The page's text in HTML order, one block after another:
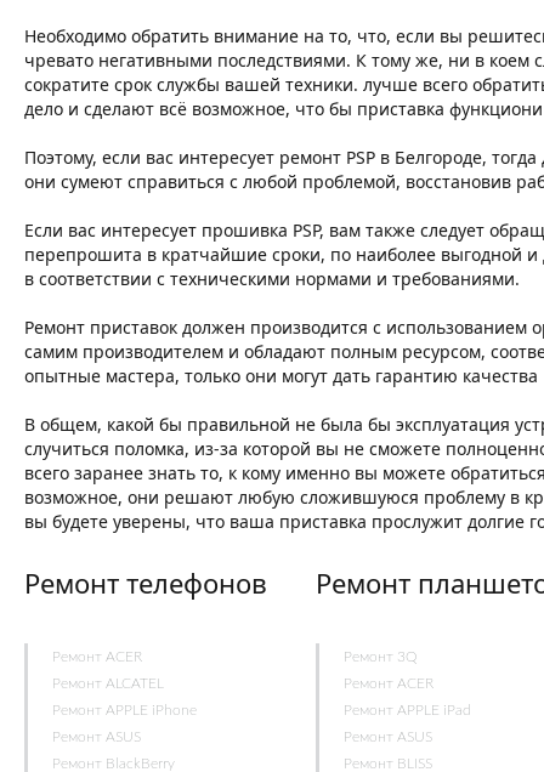
Необходимо обратить внимание на то, что, если вы
чревато негативными последствиями. К тому же, ни в коем
сократите срок службы вашей техники. лучше всего
дело и сделают всё возможное, что бы приставка
Поэтому, если вас интересует ремонт PSP в Белгороде,
они сумеют справиться с любой проблемой, восстановив
Если вас интересует прошивка PSP, вам также следует
перепрошита в кратчайшие сроки, по наиболее выгодной и
в соответствии с техническими нормами и требованиями.
Ремонт приставок должен производится с
самим производителем и обладают полным ресурсом,
опытные мастера, только они могут дать гарантию
В общем, какой бы правильной не была бы эксплуатация
случиться поломка, из-за которой вы не сможете
всего заранее знать то, к кому именно вы можете
возможное, они решают любую сложившуюся проблему в
вы будете уверены, что ваша приставка прослужит долгие
Ремонт телефонов
Ремонт ACER
Ремонт ALCATEL
Ремонт APPLE iPhone
Ремонт ASUS
Ремонт BlackBerry
Ремонт
Ремонт 3Q
Ремонт ACER
Ремонт APPLE iPad
Ремонт ASUS
Ремонт BLISS